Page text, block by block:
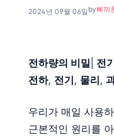
2024년 09월 06일 by삐끼
전하량의 비밀 전
전하, 전기 , 물리 ,
우리가 매일 사용
근본적인 원리를